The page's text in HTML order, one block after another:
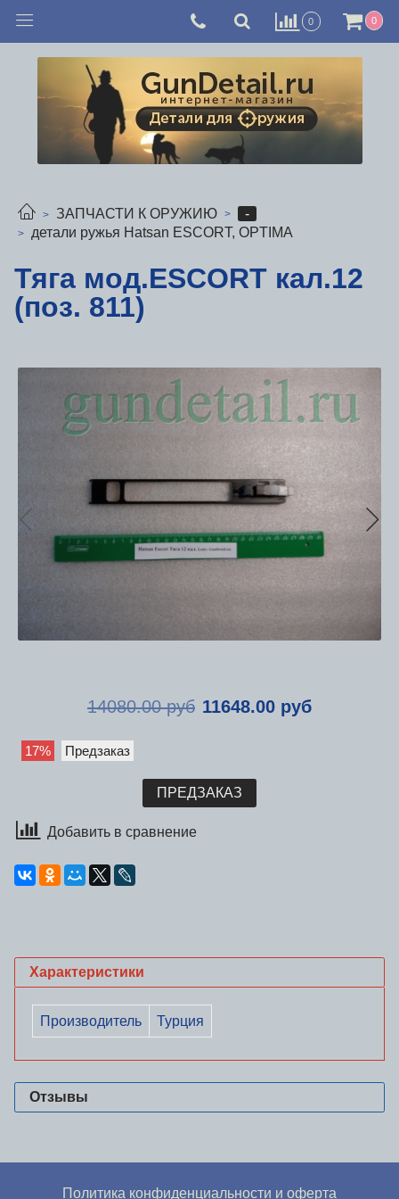
0 0
ЗАПЧАСТИ К ОРУЖИЮ
-
детали ружья Hatsan ESCORT, OPTIMA
Тяга мод.ESCORT кал.12
(поз. 811)
14080.00 руб 11648.00 руб
17% Предзаказ
ПРЕДЗАКАЗ
Добавить в сравнение
Характеристики
Производитель Турция
Отзывы
Политика конфиденциальности и оферта